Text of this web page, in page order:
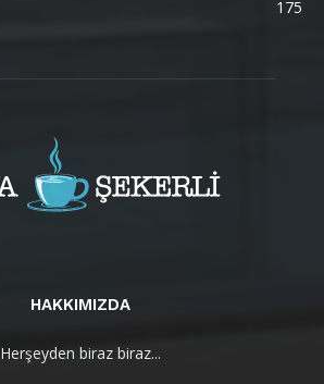
175
HAKKIMIZDA
Herşeyden biraz biraz...